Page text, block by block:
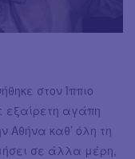
στον Ίππιο
εξαίρετη αγάπη
Αθήνα καθ’ όλη τη
σε άλλα μέρη,